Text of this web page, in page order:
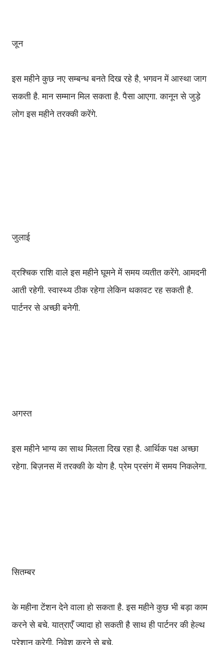
जून
इस महीने कुछ नए सम्बन्ध बनते दिख रहे है, भगवन में आस्था जाग
सकती है. मान सम्मान मिल सकता है. पैसा आएगा. कानून से जुड़े
लोग इस महीने तरक्की करेंगे.
जुलाई
व्रश्चिक राशि वाले इस महीने घूमने में समय व्यतीत करेंगे. आमदनी
आती रहेगी. स्वास्थ्य ठीक रहेगा लेकिन थकावट रह सकती है.
पार्टनर से अच्छी बनेगी.
अगस्त
इस महीने भाग्य का साथ मिलता दिख रहा है. आर्थिक पक्ष अच्छा
रहेगा. बिज़नस में तरक्की के योग है. प्रेम प्रसंग में समय निकलेगा.
सितम्बर
के महीना टेंशन देने वाला हो सकता है. इस महीने कुछ भी बड़ा काम
करने से बचे. यात्राएँ ज्यादा हो सकती है साथ ही पार्टनर की हेल्थ
परेशान करेगी. निवेश करने से बचे.